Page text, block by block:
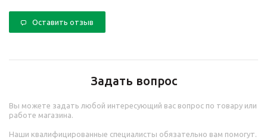
Оставить отзыв
Задать вопрос
Вы можете задать любой интересующий вас вопрос по товару или
работе магазина.
Наши квалифицированные специалисты обязательно вам помогут.